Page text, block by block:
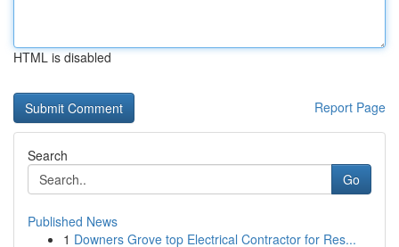
HTML is disabled
Report Page
Search
Go
Published News
1 Downers Grove top Electrical Contractor for Res...